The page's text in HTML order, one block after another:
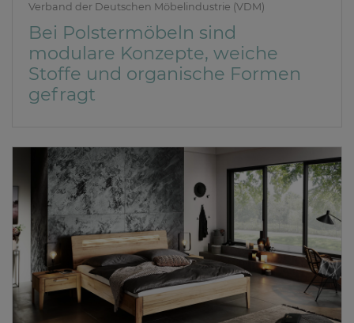
Verband der Deutschen Möbelindustrie (VDM)
Bei Polstermöbeln sind
modulare Konzepte, weiche
Stoffe und organische Formen
gefragt